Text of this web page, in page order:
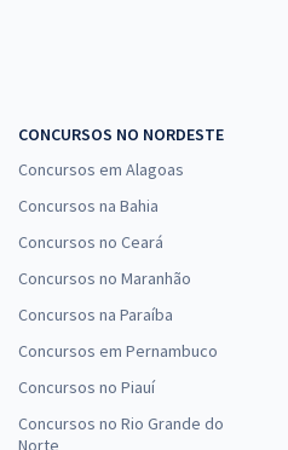
CONCURSOS NO NORDESTE
Concursos em Alagoas
Concursos na Bahia
Concursos no Ceará
Concursos no Maranhão
Concursos na Paraíba
Concursos em Pernambuco
Concursos no Piauí
Concursos no Rio Grande do
Norte